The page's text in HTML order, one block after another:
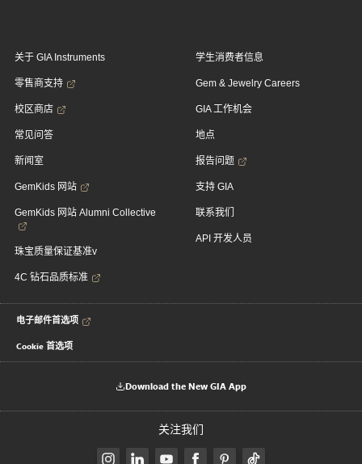
关于 GIA Instruments
零售商支持
校区商店
常见问答
新闻室
GemKids 网站
GemKids 网站 Alumni Collective
珠宝质量保证基准v
4C 钻石品质标准
学生消费者信息
Gem & Jewelry Careers
GIA 工作机会
地点
报告问题
支持 GIA
联系我们
API 开发人员
电子邮件首选项
Cookie 首选项
Download the New GIA App
关注我们